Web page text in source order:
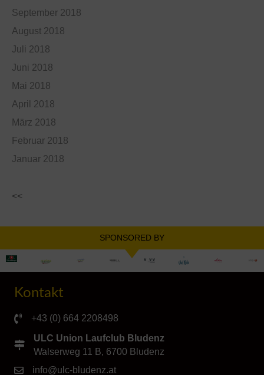
September 2018
August 2018
Juli 2018
Juni 2018
Mai 2018
April 2018
März 2018
Februar 2018
Januar 2018
<<
SPONSORED BY
Kontakt
+43 (0) 664 2208498
ULC Union Laufclub Bludenz
Walserweg 11 B, 6700 Bludenz
info@ulc-bludenz.at